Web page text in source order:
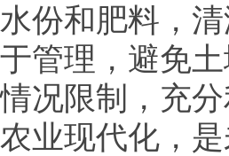
份和肥料，
管理，避免
况限制，充
业现代化，